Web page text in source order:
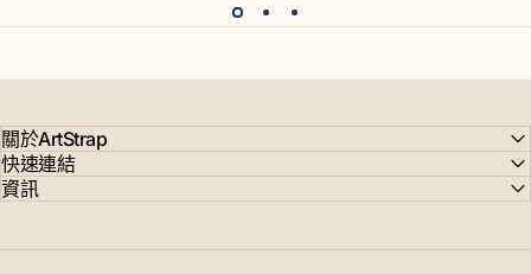
關於ArtStrap
快速連結
資訊